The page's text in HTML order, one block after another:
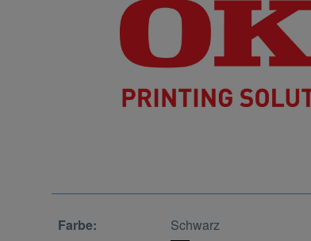
Farbe: Schwarz